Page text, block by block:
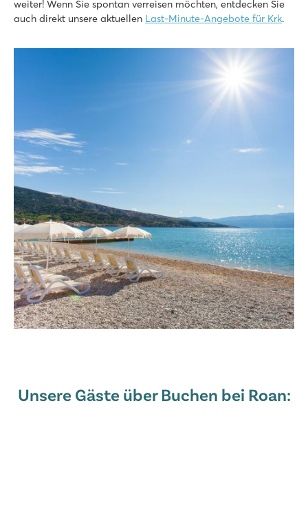
weiter! Wenn Sie spontan verreisen möchten, entdecken Sie
auch direkt unsere aktuellen Last-Minute-Angebote für Krk.
Unsere Gäste über Buchen bei Roan: